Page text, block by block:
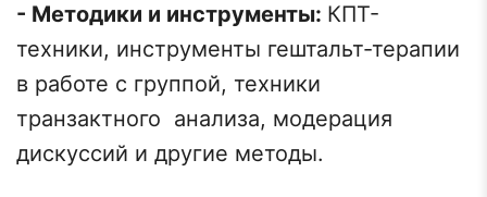
- Методики и инструменты: КПТ-
техники, инструменты гештальт-терапии
в работе с группой, техники
транзактного анализа, модерация
дискуссий и другие методы.